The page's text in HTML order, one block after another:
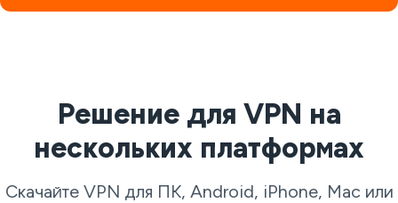
Решение для VPN на
нескольких платформах
Скачайте VPN для ПК, Android, iPhone, Mac или